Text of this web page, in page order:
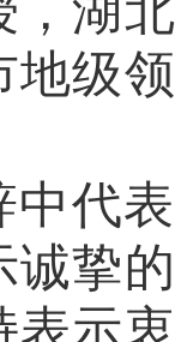
，湖
地级
中代
诚挚
表示